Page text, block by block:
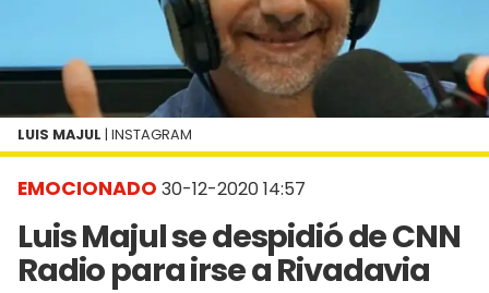
EMOCIONADO 30-12-2020 14:57
Luis Majul se despidió de CNN
Radio para irse a Rivadavia
LUIS MAJUL | INSTAGRAM